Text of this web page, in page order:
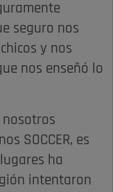
seguro nos
y nos
nos enseñó lo
nosotros
SOCCER, es
ha
intentaron